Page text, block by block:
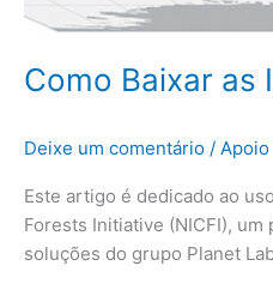
Como Baixar as
Deixe um comentário /
Este artigo é dedicado ao
Forests Initiative (NICFI),
soluções do grupo Planet